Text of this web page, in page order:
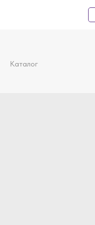
Каталог